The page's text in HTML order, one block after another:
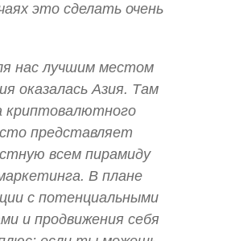
это сделать очень
нас лучшим местом
оказалась Азия. Там
криптовалютного
представляет
всем пирамиду
В плане
с потенциальными
и продвижения себя